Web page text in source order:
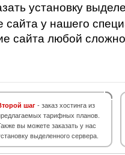
установку
сайта у нашего
сайта любой
шаг - заказ хостинга из
тарифных планов.
вы можете заказать у нас
выделенного сервера.